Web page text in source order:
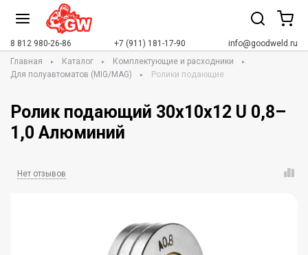
8 812 980-26-86 +7 (911) 181-17-90
info@goodweld.ru
Главная
Каталог
Комплектующие и расходники
Для полуавтоматов (MIG/MAG)
Ролики подающие
Ролик подающий 30х10х12 U 0,8–
1,0 Алюминий
Нет отзывов